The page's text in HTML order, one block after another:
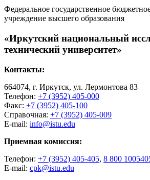
Федеральное государственное
учреждение высшего образования
«Иркутский национальный
технический университет»
Контакты:
664074, г. Иркутск, ул. Лермонтова 83
Телефон: +7 (3952) 405-000
Факс: +7 (3952) 405-100
Справочная: +7 (3952) 405-009
E-mail: info@istu.edu
Приемная комиссия:
Телефон: +7 (3952) 405-405, 8 800
E-mail: cpk@istu.edu